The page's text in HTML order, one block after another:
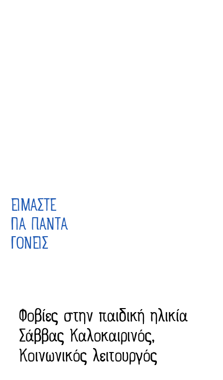
ΕΙΜΑΣΤΕ
ΓΙΑ ΠΑΝΤΑ
ΓΟΝΕΙΣ
Φοβίες στην παιδική ηλικία
Σάββας Καλοκαιρινός,
Κοινωνικός λειτουργός